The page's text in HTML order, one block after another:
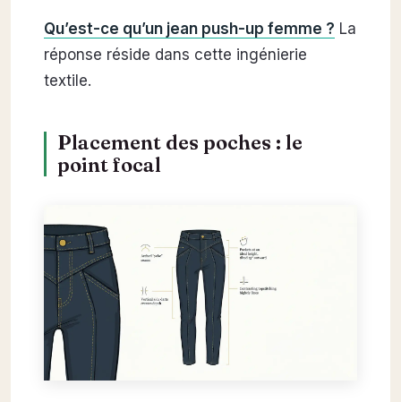
Qu’est-ce qu’un jean push-up femme ? La
réponse réside dans cette ingénierie
textile.
Placement des poches : le
point focal